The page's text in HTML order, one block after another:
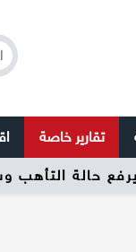
تقارير خاصة
حالة التأهب